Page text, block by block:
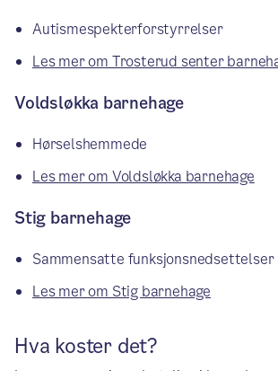
Autismespekterforstyrrelser
Les mer om Trosterud senter
Voldsløkka barnehage
Hørselshemmede
Les mer om Voldsløkka barnehage
Stig barnehage
Sammensatte funksjonsnedsettelser
Les mer om Stig barnehage
Hva koster det?